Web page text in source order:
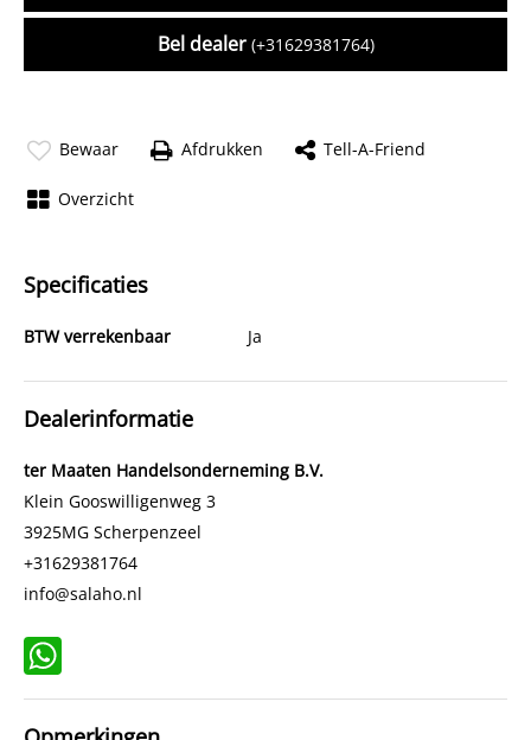
Bel dealer (+31629381764)
Bewaar Afdrukken Tell-A-Friend
Overzicht
Specificaties
BTW verrekenbaar Ja
Dealerinformatie
ter Maaten Handelsonderneming B.V.
Klein Gooswilligenweg 3
3925MG Scherpenzeel
+31629381764
info@salaho.nl